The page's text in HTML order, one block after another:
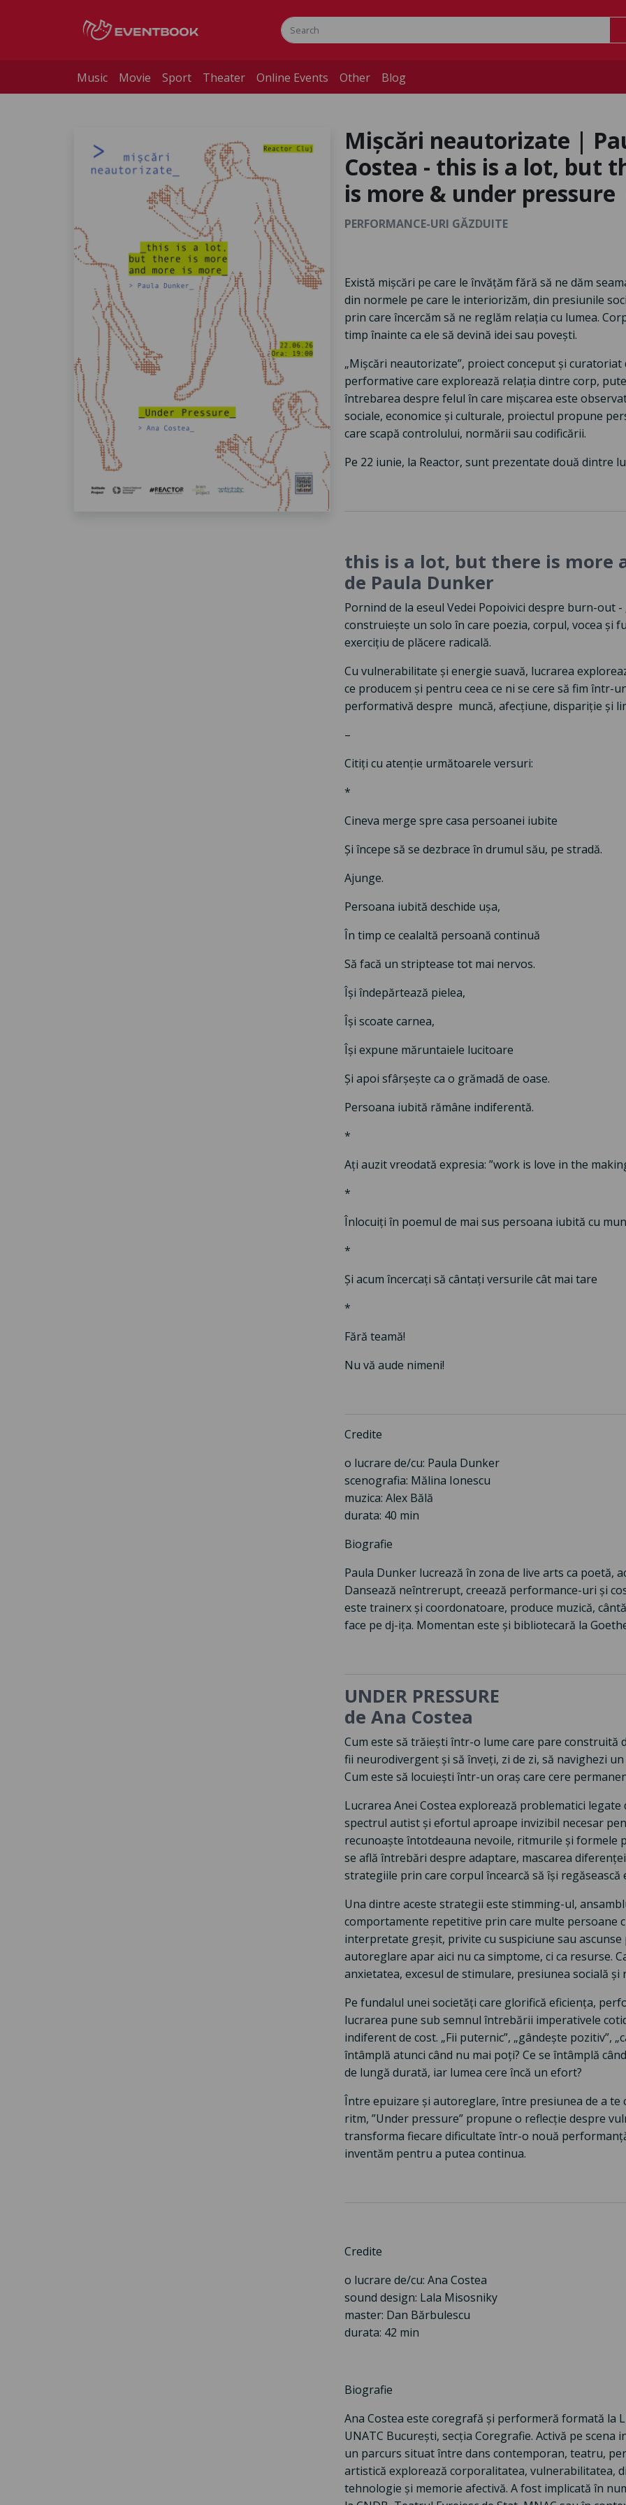
Music Movie Sport Theater Online Events Other Blog
Mișcări neautorizate |
Costea - this is a lot, but
is more & under pressure
PERFORMANCE-URI GĂZDUITE
Există mișcări pe care le învățăm fără să ne dăm
din normele pe care le interiorizăm, din presiunile
prin care încercăm să ne reglăm relația cu lumea.
timp înainte ca ele să devină idei sau povești.
„Mișcări neautorizate”, proiect conceput și
performative care explorează relația dintre corp,
întrebarea despre felul în care mișcarea este
sociale, economice și culturale, proiectul propune
care scapă controlului, normării sau codificării.
Pe 22 iunie, la Reactor, sunt prezentate două dintre
this is a lot, but there is more
de Paula Dunker
Pornind de la eseul Vedei Popoivici despre burn-out
construiește un solo în care poezia, corpul, vocea și
exercițiu de plăcere radicală.
Cu vulnerabilitate și energie suavă, lucrarea
ce producem și pentru ceea ce ni se cere să fim într-
performativă despre muncă, afecțiune, dispariție și
–
Citiți cu atenție următoarele versuri:
*
Cineva merge spre casa persoanei iubite
Și începe să se dezbrace în drumul său, pe stradă.
Ajunge.
Persoana iubită deschide ușa,
În timp ce cealaltă persoană continuă
Să facă un striptease tot mai nervos.
Își îndepărtează pielea,
Își scoate carnea,
Își expune măruntaiele lucitoare
Și apoi sfârșește ca o grămadă de oase.
Persoana iubită rămâne indiferentă.
*
Ați auzit vreodată expresia: ”work is love in the
*
Înlocuiți în poemul de mai sus persoana iubită cu
*
Și acum încercați să cântați versurile cât mai tare
*
Fără teamă!
Nu vă aude nimeni!
Credite
o lucrare de/cu: Paula Dunker
scenografia: Mălina Ionescu
muzica: Alex Bălă
durata: 40 min
Biografie
Paula Dunker lucrează în zona de live arts ca poetă,
Dansează neîntrerupt, creează performance-uri și
este trainerx și coordonatoare, produce muzică,
face pe dj-ița. Momentan este și bibliotecară la
UNDER PRESSURE
de Ana Costea
Cum este să trăiești într-o lume care pare construită
fii neurodivergent și să înveți, zi de zi, să navighezi
Cum este să locuiești într-un oraș care cere
Lucrarea Anei Costea explorează problematici
spectrul autist și efortul aproape invizibil necesar
recunoaște întotdeauna nevoile, ritmurile și formele
se află întrebări despre adaptare, mascarea
strategiile prin care corpul încearcă să își regăsească
Una dintre aceste strategii este stimming-ul,
comportamente repetitive prin care multe persoane
interpretate greșit, privite cu suspiciune sau
autoreglare apar aici nu ca simptome, ci ca resurse.
anxietatea, excesul de stimulare, presiunea socială și
Pe fundalul unei societăți care glorifică eficiența,
lucrarea pune sub semnul întrebării imperativele
indiferent de cost. „Fii puternic”, „gândește pozitiv”,
întâmplă atunci când nu mai poți? Ce se întâmplă
de lungă durată, iar lumea cere încă un efort?
Între epuizare și autoreglare, între presiunea de a
ritm, ”Under pressure” propune o reflecție despre
transforma fiecare dificultate într-o nouă
inventăm pentru a putea continua.
Credite
o lucrare de/cu: Ana Costea
sound design: Lala Misosniky
master: Dan Bărbulescu
durata: 42 min
Biografie
Ana Costea este coregrafă și performeră formată la
UNATC București, secția Coregrafie. Activă pe scena
un parcurs situat între dans contemporan, teatru,
artistică explorează corporalitatea, vulnerabilitatea,
tehnologie și memorie afectivă. A fost implicată în